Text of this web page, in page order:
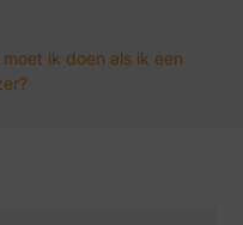
moet ik doen als ik een